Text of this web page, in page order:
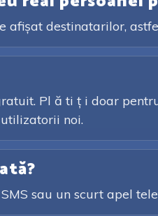
afișat destinatarilor,
Pl ă ti ț i doar
noi.
sau un scurt apel